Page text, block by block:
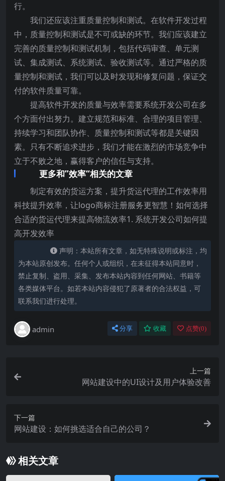
行。
我们还应该注重质量控制和测试。在软件开发过程
中，质量控制和测试是不可或缺的环节。我们应该建立
完善的质量控制和测试机制，包括代码审查、单元测
试、集成测试、系统测试、验收测试等。通过严格的质
量控制和测试，我们可以及时发现和修复问题，保证交
付的软件质量可靠。
提高软件开发的质量与效率需要系统开发公司在多
个方面付出努力。建立规范和标准、合理的项目管理、
持续学习和团队协作、质量控制和测试等都是关键因
素。只有不断追求进步，我们才能在激烈的市场竞争中
立于不败之地，赢得客户的信任与支持。
更多和”效率“相关的文章
制定有效的货运方案，提升货运代理的工作效率用
科技提升效率，让logo商标注册服务更智慧！如何选择
合适的货运代理来提高物流效率1. 系统开发公司如何提
高开发效率
声明：本站所有文章，如无特殊说明或标注，均
为本站原创发布。任何个人或组织，在未征得本站同意时，
禁止复制、盗用、采集、发布本站内容到任何网站、书籍等
各类媒体平台。如若本站内容侵犯了原著者的合法权益，可
联系我们进行处理。
admin 分享 收藏 点赞(0)
上一篇
网站建设中的UI设计及用户体验改善
下一篇
网站建设：如何挑选适合自己的公司？
相关文章